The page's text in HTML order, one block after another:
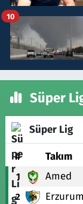
10
Süper
Süper Lig
# Takım
1 Amed
2